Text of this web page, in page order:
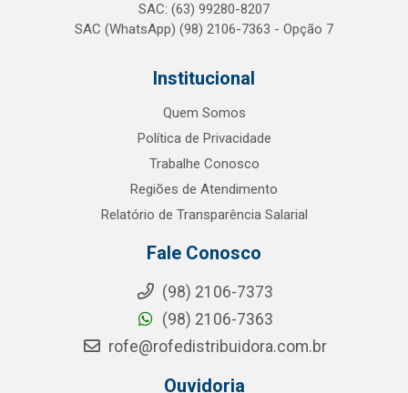
SAC: (63) 99280-8207
SAC (WhatsApp) (98) 2106-7363 - Opção 7
Institucional
Quem Somos
Política de Privacidade
Trabalhe Conosco
Regiões de Atendimento
Relatório de Transparência Salarial
Fale Conosco
(98) 2106-7373
(98) 2106-7363
rofe@rofedistribuidora.com.br
Ouvidoria